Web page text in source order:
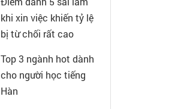
khi xin việc khiến tỷ lệ
bị từ chối rất cao
Top 3 ngành hot dành
cho người học tiếng
Hàn